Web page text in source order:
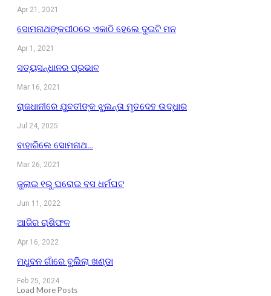
Apr 21, 2021
ସୋମନାଥଙ୍କପୀଠରେ ଏକାଠି ହେଲେ ଦୁଇଟି ମନ
Apr 1, 2021
ସତ୍ୟସନ୍ଧାନର ପ୍ରଭାବ
Mar 16, 2021
ରାଜଧାନୀରେ ଯୁବତୀଙ୍କ ଝୁଲନ୍ତା ମୃତଦେହ ଉଦ୍ଧାର
Jul 24, 2025
ବାହାରିଲେ ସୋମନାଥ…
Mar 26, 2021
ଜୁଲାଇ ୧ରୁ ଘରୋଇ ବସ ଧର୍ମଘଟ
Jun 11, 2022
ଆଜିର ରାଶିଫଳ
Apr 16, 2022
ମଧୁବନ ଗାଁରେ ବୁଲିଲା ଖଣ୍ଡା
Feb 25, 2024
Load More Posts